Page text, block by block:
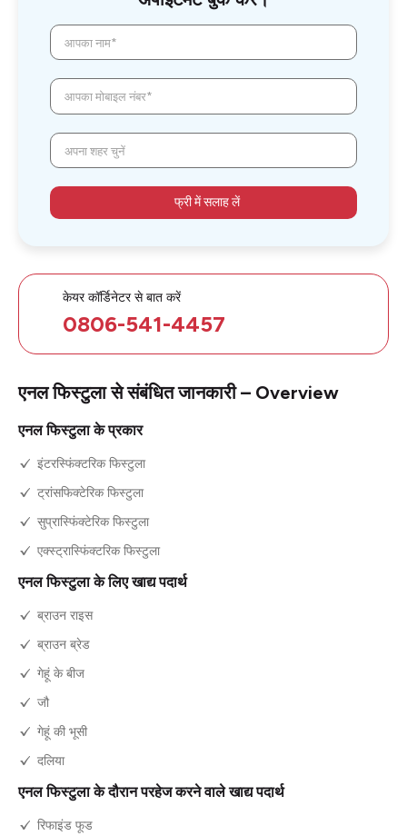
एनल फिस्टुला से संबंधित जानकारी – Overview
एनल फिस्टुला के प्रकार
इंटरस्फिंक्टरिक फिस्टुला
ट्रांसफिक्टेरिक फिस्टुला
सुप्रास्फिंक्टेरिक फिस्टुला
एक्स्ट्रास्फिंक्टरिक फिस्टुला
एनल फिस्टुला के लिए खाद्य पदार्थ
ब्राउन राइस
ब्राउन ब्रेड
गेहूं के बीज
जौ
गेहूं की भूसी
दलिया
एनल फिस्टुला के दौरान परहेज करने वाले खाद्य पदार्थ
रिफाइंड फूड
आपका नाम*
आपका मोबाइल नंबर*
अपना शहर चुनें
फ्री में सलाह लें
केयर कॉर्डिनेटर से बात करें
0806-541-4457